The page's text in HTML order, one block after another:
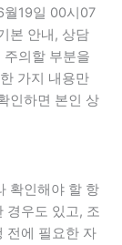
19일 00시07
본 안내, 상담
의할 부분을
가지 내용만
인하면 본인 상
확인해야 할 항
경우도 있고, 조
전에 필요한 자